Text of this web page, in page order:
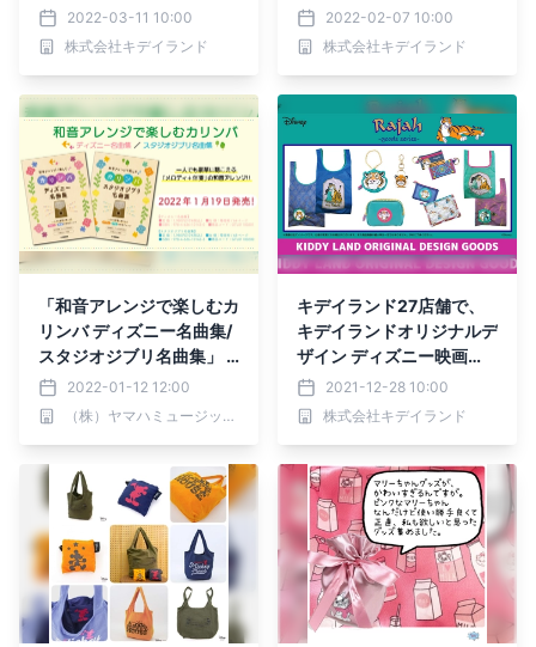
デザイン ディズニー『ふ
しぎの国のアリス』 ヤン
グオイスター シリーズ
2022-03-11 10:00
株式会社キデイランド
「猫」シリーズ発売!! 202
2年2月19日(土)～
2022-02-07 10:00
株式会社キデイランド
「和音アレンジで楽しむカ
リンバ ディズニー名曲集/
スタジオジブリ名曲集」 1
月19日発売！
2022-01-12 12:00
（株）ヤマハミュージックエンタテインメントホールディングス
キデイランド27店舗で、
キデイランドオリジナルデ
ザイン ディズニー映画
『アラジン』ラジャー新商
品発売！ 2022年1月8日
(土)～
2021-12-28 10:00
株式会社キデイランド